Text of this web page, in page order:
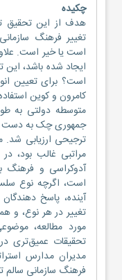
چکیده
تغییر فرهنگ
است یا خیر است.
ایجاد شده باشد، این
متوسطه دولتی به
ترجیحی ارزیابی
مراتبی غالب بود،
آدوکراسی و فرهنگ
است، اگرچه نوع
آینده، پاسخ
تغییر در هر نوع، و
مورد مطالعه،
تحقیقات عمیق‌تری
مدیران مدارس
فرهنگ سازمانی سالم